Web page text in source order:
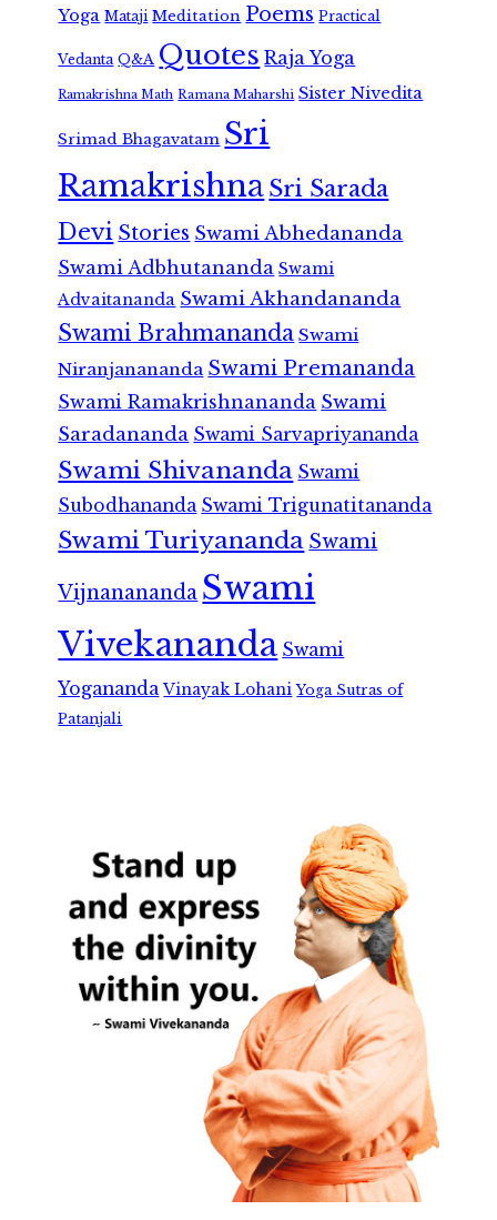
Yoga Mataji Meditation Poems Practical
Vedanta Q&A Quotes Raja Yoga
Ramakrishna Math Ramana Maharshi Sister Nivedita
Srimad Bhagavatam Sri
RamakrishnaSri Sarada
Devi Stories Swami Abhedananda
Swami Adbhutananda Swami
Advaitananda Swami Akhandananda
Swami Brahmananda Swami
Niranjanananda Swami Premananda
Swami Ramakrishnananda Swami
Saradananda Swami Sarvapriyananda
Swami Shivananda Swami
Subodhananda Swami Trigunatitananda
Swami Turiyananda Swami
Vijnanananda Swami
Vivekananda Swami
Yogananda Vinayak Lohani Yoga Sutras of
Patanjali